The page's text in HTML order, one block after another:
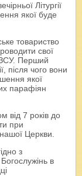
Літургії
якої буде
товариство
свої
ЗСУ. Перший
після чого вони
якої
парафіян
від 7 років до
при
Церкви.
з
в